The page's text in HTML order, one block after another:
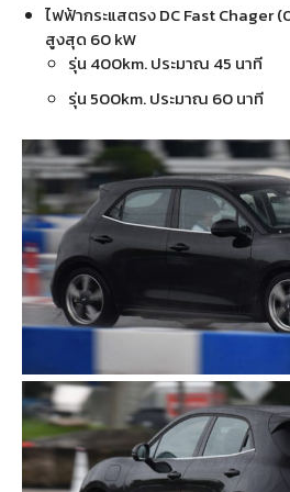
ไฟฟ้ากระแสตรง DC Fast Chager
สูงสุด 60 kW
รุ่น 400km. ประมาณ 45 นาที
รุ่น 500km. ประมาณ 60 นาที